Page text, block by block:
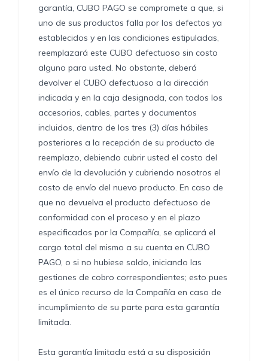
garantía, CUBO PAGO se compromete a que, si
uno de sus productos falla por los defectos ya
establecidos y en las condiciones estipuladas,
reemplazará este CUBO defectuoso sin costo
alguno para usted. No obstante, deberá
devolver el CUBO defectuoso a la dirección
indicada y en la caja designada, con todos los
accesorios, cables, partes y documentos
incluidos, dentro de los tres (3) días hábiles
posteriores a la recepción de su producto de
reemplazo, debiendo cubrir usted el costo del
envío de la devolución y cubriendo nosotros el
costo de envío del nuevo producto. En caso de
que no devuelva el producto defectuoso de
conformidad con el proceso y en el plazo
especificados por la Compañía, se aplicará el
cargo total del mismo a su cuenta en CUBO
PAGO, o si no hubiese saldo, iniciando las
gestiones de cobro correspondientes; esto pues
es el único recurso de la Compañía en caso de
incumplimiento de su parte para esta garantía
limitada.
Esta garantía limitada está a su disposición